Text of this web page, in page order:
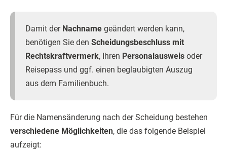
Damit der Nachname geändert werden kann,
benötigen Sie den Scheidungsbeschluss mit
Rechtskraftvermerk, Ihren Personalausweis oder
Reisepass und ggf. einen beglaubigten Auszug
aus dem Familienbuch.
Für die Namensänderung nach der Scheidung bestehen
verschiedene Möglichkeiten, die das folgende Beispiel
aufzeigt: